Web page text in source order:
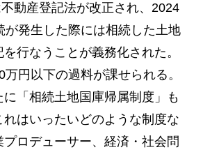
動産登記法が改正され、2024
が発生した際には相続した土地
行なうことが義務化された。
円以下の過料が課せられる。
「相続土地国庫帰属制度」も
はいったいどのような制度な
ロデューサー、経済・社会問